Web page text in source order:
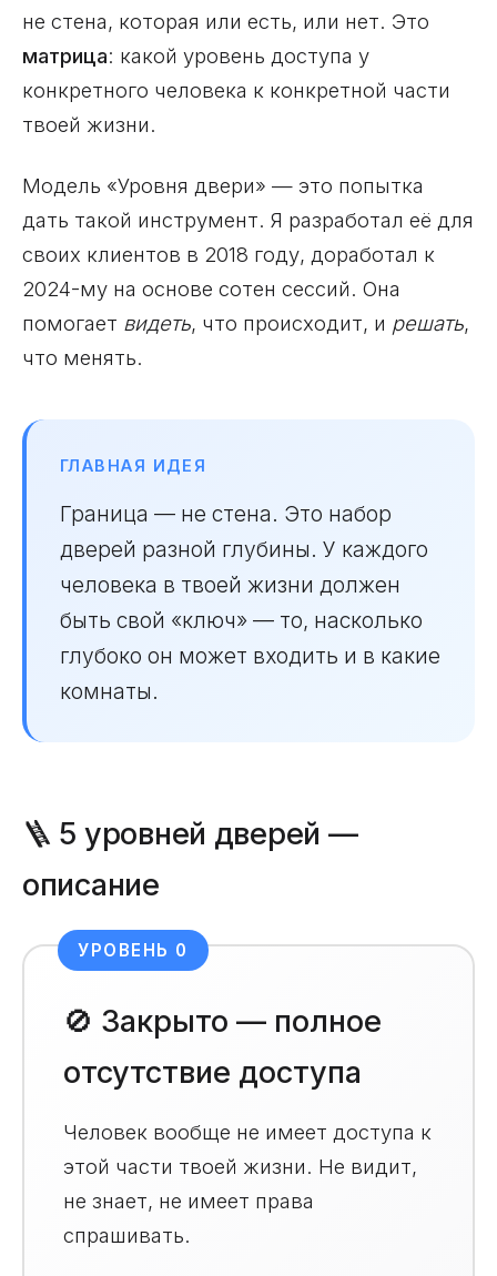
не стена, которая или есть, или нет. Это
матрица: какой уровень доступа у
конкретного человека к конкретной части
твоей жизни.
Модель «Уровня двери» — это попытка
дать такой инструмент. Я разработал её для
своих клиентов в 2018 году, доработал к
2024-му на основе сотен сессий. Она
помогает видеть, что происходит, и решать,
что менять.
ГЛАВНАЯ ИДЕЯ
Граница — не стена. Это набор
дверей разной глубины. У каждого
человека в твоей жизни должен
быть свой «ключ» — то, насколько
глубоко он может входить и в какие
комнаты.
🪜 5 уровней дверей —
описание
УРОВЕНЬ 0
🚫 Закрыто — полное
отсутствие доступа
Человек вообще не имеет доступа к
этой части твоей жизни. Не видит,
не знает, не имеет права
спрашивать.